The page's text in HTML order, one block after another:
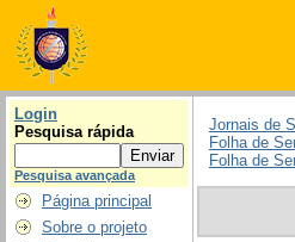
Login
Pesquisa rápida
Pesquisa avançada
Página principal
Sobre o projeto
Jornais de
Folha de
Folha de